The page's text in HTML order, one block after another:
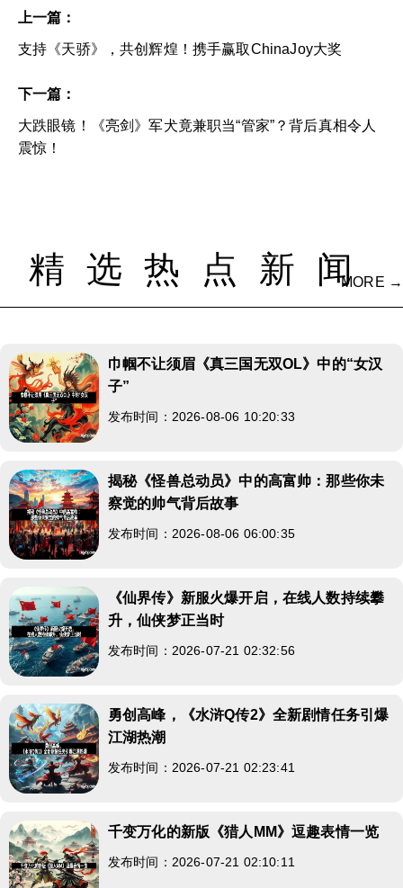
上一篇：
支持《天骄》，共创辉煌！携手赢取ChinaJoy大奖
下一篇：
大跌眼镜！《亮剑》军犬竟兼职当“管家”？背后真相令人
震惊！
精选热点新闻
MORE →
巾帼不让须眉《真三国无双OL》中的“女汉
子”
发布时间：2026-08-06 10:20:33
揭秘《怪兽总动员》中的高富帅：那些你未
察觉的帅气背后故事
发布时间：2026-08-06 06:00:35
《仙界传》新服火爆开启，在线人数持续攀
升，仙侠梦正当时
发布时间：2026-07-21 02:32:56
勇创高峰，《水浒Q传2》全新剧情任务引爆
江湖热潮
发布时间：2026-07-21 02:23:41
千变万化的新版《猎人MM》逗趣表情一览
发布时间：2026-07-21 02:10:11